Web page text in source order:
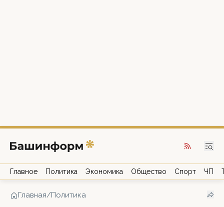
Главное Политика Экономика Общество Спорт ЧП
Главная/Политика